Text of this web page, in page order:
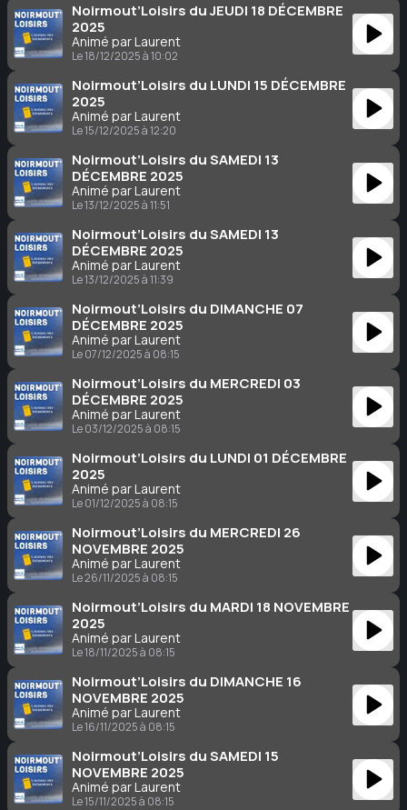
Noirmout’Loisirs du JEUDI 18 DÉCEMBRE
2025
Animé par Laurent
Le 18/12/2025 à 10:02
Noirmout’Loisirs du LUNDI 15 DÉCEMBRE
2025
Animé par Laurent
Le 15/12/2025 à 12:20
Noirmout’Loisirs du SAMEDI 13
DÉCEMBRE 2025
Animé par Laurent
Le 13/12/2025 à 11:51
Noirmout’Loisirs du SAMEDI 13
DÉCEMBRE 2025
Animé par Laurent
Le 13/12/2025 à 11:39
Noirmout’Loisirs du DIMANCHE 07
DÉCEMBRE 2025
Animé par Laurent
Le 07/12/2025 à 08:15
Noirmout’Loisirs du MERCREDI 03
DÉCEMBRE 2025
Animé par Laurent
Le 03/12/2025 à 08:15
Noirmout’Loisirs du LUNDI 01 DÉCEMBRE
2025
Animé par Laurent
Le 01/12/2025 à 08:15
Noirmout’Loisirs du MERCREDI 26
NOVEMBRE 2025
Animé par Laurent
Le 26/11/2025 à 08:15
Noirmout’Loisirs du MARDI 18 NOVEMBRE
2025
Animé par Laurent
Le 18/11/2025 à 08:15
Noirmout’Loisirs du DIMANCHE 16
NOVEMBRE 2025
Animé par Laurent
Le 16/11/2025 à 08:15
Noirmout’Loisirs du SAMEDI 15
NOVEMBRE 2025
Animé par Laurent
Le 15/11/2025 à 08:15